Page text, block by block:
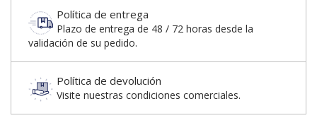
Política de entrega
Plazo de entrega de 48 / 72 horas desde la
validación de su pedido.
Política de devolución
Visite nuestras condiciones comerciales.